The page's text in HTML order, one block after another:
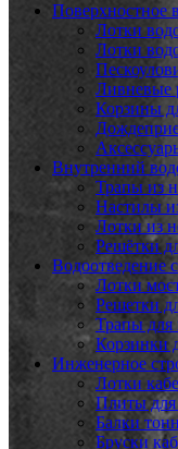
Поверхностное
Лотки
Лотки
Ливневые
Корзины
Внутренний
Трапы из
Настилы
Лотки из
Решётки
Водоотведение
Лотки
Решетки
Трапы для
Корзинки
Инженерное
Лотки
Плиты для
Балки
Бруски